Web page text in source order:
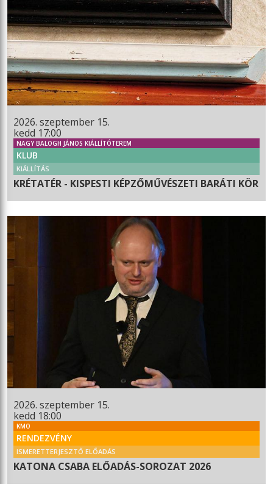
2026. szeptember 15.
kedd 17:00
NAGY BALOGH JÁNOS KIÁLLÍTÓTEREM
KLUB
KIÁLLÍTÁS
KRÉTATÉR - KISPESTI KÉPZŐMŰVÉSZETI BARÁTI KÖR
2026. szeptember 15.
kedd 18:00
KMO
RENDEZVÉNY
ISMERETTERJESZTŐ ELŐADÁS
KATONA CSABA ELŐADÁS-SOROZAT 2026